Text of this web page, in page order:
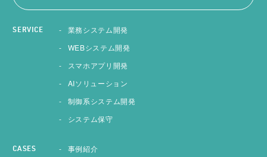
SERVICE
業務システム開発
WEBシステム開発
スマホアプリ開発
AIソリューション
制御系システム開発
システム保守
CASES 事例紹介